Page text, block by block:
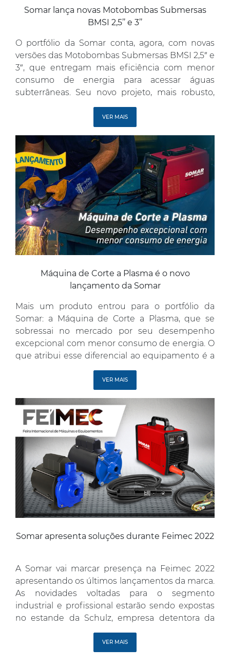
Somar lança novas Motobombas Submersas
BMSI 2,5’’ e 3’’
O portfólio da Somar conta, agora, com novas
versões das Motobombas Submersas BMSI 2,5″ e
3″, que entregam mais eficiência com menor
consumo de energia para acessar águas
subterrâneas. Seu novo projeto, mais robusto,
garante maior vida útil e alta resistência, inclusive
contra oxidação, e demanda menos
manutenções. As características técnicas que
fortalecem essas vantagens […]
VER MAIS
Máquina de Corte a Plasma é o novo
lançamento da Somar
Mais um produto entrou para o portfólio da
Somar: a Máquina de Corte a Plasma, que se
sobressai no mercado por seu desempenho
excepcional com menor consumo de energia. O
que atribui esse diferencial ao equipamento é a
compensa a tensão de forma automática. A
principal vantagem está […]
VER MAIS
Somar apresenta soluções durante Feimec 2022
A Somar vai marcar presença na Feimec 2022
apresentando os últimos lançamentos da marca.
As novidades voltadas para o segmento
industrial e profissional estarão sendo expostas
no estande da Schulz, empresa detentora da
no São Paulo Expo (Sp), a Feimec é o maior
VER MAIS